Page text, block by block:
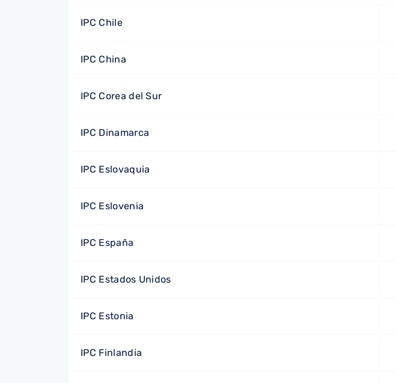
IPC Chile
IPC China
IPC Corea del Sur
IPC Dinamarca
IPC Eslovaquia
IPC Eslovenia
IPC España
IPC Estados Unidos
IPC Estonia
IPC Finlandia